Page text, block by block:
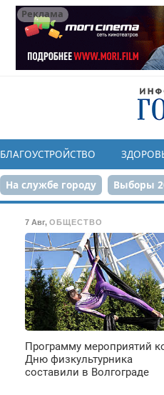
Реклама
БЛАГОУСТРОЙСТВО
На службе городу Выборы
7 Авг,ОБЩЕСТВО
Программу мероприятий
Дню физкультурника
составили в Волгограде